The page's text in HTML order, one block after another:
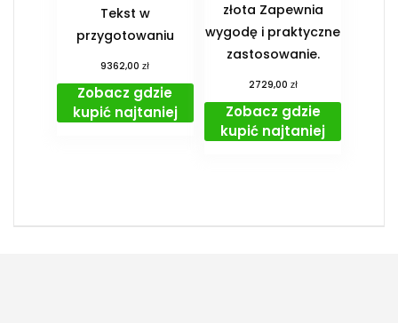
Tekst w
przygotowaniu
9362,00zł
Zobacz gdzie
kupić najtaniej
złota Zapewnia
wygodę i praktyczne
zastosowanie.
2729,00 zł
Zobacz gdzie
kupić najtaniej